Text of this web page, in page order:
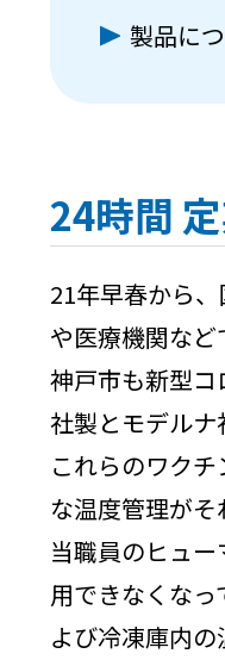
製品に
24時間
21年早春から
や医療機関など
神戸市も新型
社製とモデルナ
これらのワク
な温度管理が
当職員のヒュ
用できなくな
よび冷凍庫内